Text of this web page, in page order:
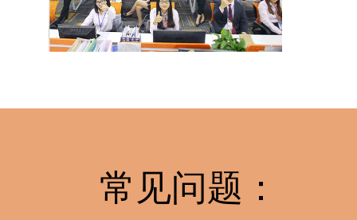
常见问题：